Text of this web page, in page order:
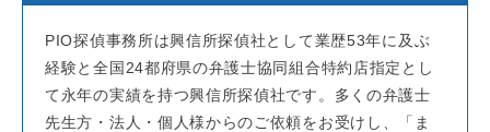
PIO探偵事務所は興信所探偵社として業歴53年に及ぶ
経験と全国24都府県の弁護士協同組合特約店指定とし
て永年の実績を持つ興信所探偵社です。多くの弁護士
先生方・法人・個人様からのご依頼をお受けし、「ま